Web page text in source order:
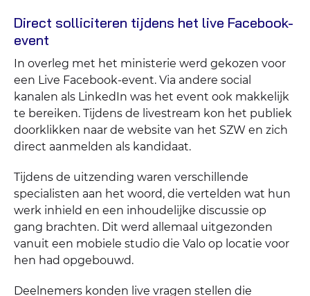
Direct solliciteren tijdens het live Facebook-
event
In overleg met het ministerie werd gekozen voor
een Live Facebook-event. Via andere social
kanalen als LinkedIn was het event ook makkelijk
te bereiken. Tijdens de livestream kon het publiek
doorklikken naar de website van het SZW en zich
direct aanmelden als kandidaat.
Tijdens de uitzending waren verschillende
specialisten aan het woord, die vertelden wat hun
werk inhield en een inhoudelijke discussie op
gang brachten. Dit werd allemaal uitgezonden
vanuit een mobiele studio die Valo op locatie voor
hen had opgebouwd.
Deelnemers konden live vragen stellen die